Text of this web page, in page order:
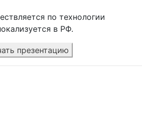
по технологии
в РФ.
презентацию